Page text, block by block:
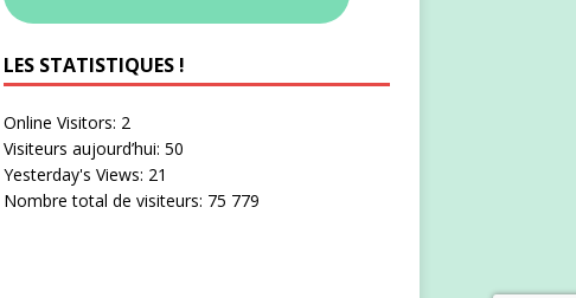
LES STATISTIQUES !
Online Visitors: 2
Visiteurs aujourd’hui: 50
Yesterday's Views: 21
Nombre total de visiteurs: 75 779